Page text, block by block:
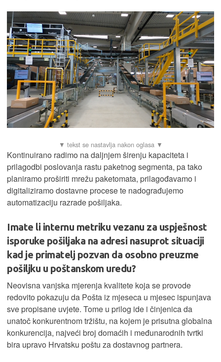
Kontinuirano radimo na daljnjem širenju kapaciteta i
prilagodbi poslovanja rastu paketnog segmenta, pa tako
planiramo proširiti mrežu paketomata, prilagođavamo i
digitaliziramo dostavne procese te nadograđujemo
automatizaciju razrade pošiljaka.
Imate li internu metriku vezanu za uspješnost
isporuke pošiljaka na adresi nasuprot situaciji
kad je primatelj pozvan da osobno preuzme
pošiljku u poštanskom uredu?
Neovisna vanjska mjerenja kvalitete koja se provode
redovito pokazuju da Pošta iz mjeseca u mjesec ispunjava
sve propisane uvjete. Tome u prilog ide i činjenica da
unatoč konkurentnom tržištu, na kojem je prisutna globalna
konkurencija, najveći broj domaćih i međunarodnih tvrtki
bira upravo Hrvatsku poštu za dostavnog partnera.